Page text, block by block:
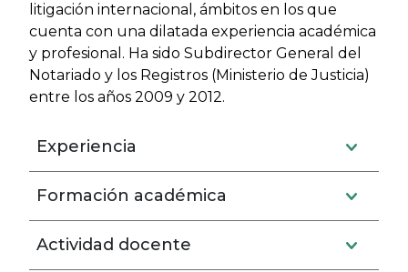
litigación internacional, ámbitos en los que
cuenta con una dilatada experiencia académica
y profesional. Ha sido Subdirector General del
Notariado y los Registros (Ministerio de Justicia)
entre los años 2009 y 2012.
Experiencia
Formación académica
Actividad docente